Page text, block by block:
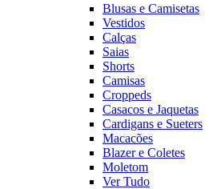
Blusas e Camisetas
Vestidos
Calças
Saias
Shorts
Camisas
Croppeds
Casacos e Jaquetas
Cardigans e Sueters
Macacões
Blazer e Coletes
Moletom
Ver Tudo